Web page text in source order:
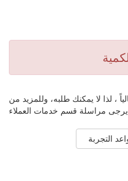
، لذا لا يمكنك طلبه، وللمزيد من
يرجى مراسلة قسم خدمات العملاء
التجربة